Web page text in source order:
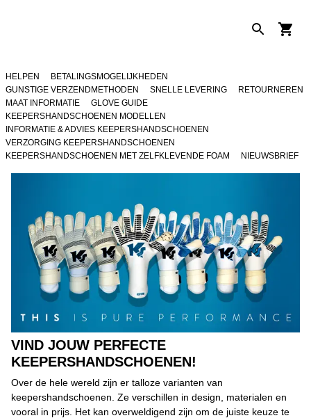
HELPEN
BETALINGSMOGELIJKHEDEN
GUNSTIGE VERZENDMETHODEN
SNELLE LEVERING
RETOURNEREN
MAAT INFORMATIE
GLOVE GUIDE
KEEPERSHANDSCHOENEN MODELLEN
INFORMATIE & ADVIES KEEPERSHANDSCHOENEN
VERZORGING KEEPERSHANDSCHOENEN
KEEPERSHANDSCHOENEN MET ZELFKLEVENDE FOAM
NIEUWSBRIEF
VIND JOUW PERFECTE
KEEPERSHANDSCHOENEN!
Over de hele wereld zijn er talloze varianten van
keepershandschoenen. Ze verschillen in design, materialen en
vooral in prijs. Het kan overweldigend zijn om de juiste keuze te